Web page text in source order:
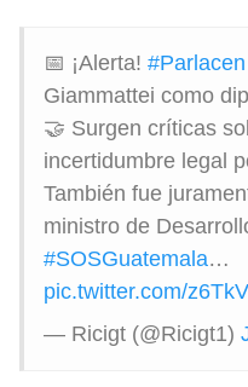
📅 ¡Alerta! #Parlacen
Giammattei como
🤝 Surgen críticas
incertidumbre legal
También fue
ministro de
#SOSGuatemala…
pic.twitter.com/
— Ricigt (@Ricigt1)